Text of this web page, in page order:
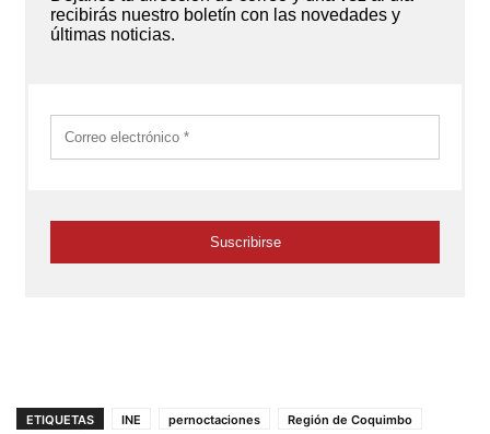
ETIQUETAS INE pernoctaciones
Región de Coquimbo